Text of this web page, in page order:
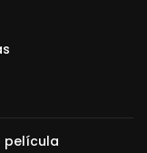
película